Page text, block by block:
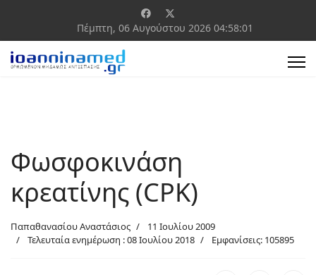
Πέμπτη, 06 Αυγούστου 2026 04:58:01
Φωσφοκινάση
κρεατίνης (CPK)
Παπαθανασίου Αναστάσιος
11 Ιουλίου 2009
Τελευταία ενημέρωση : 08 Ιουλίου 2018
Εμφανίσεις: 105895